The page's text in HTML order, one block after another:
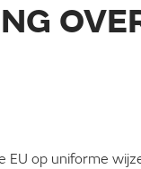
op uniforme